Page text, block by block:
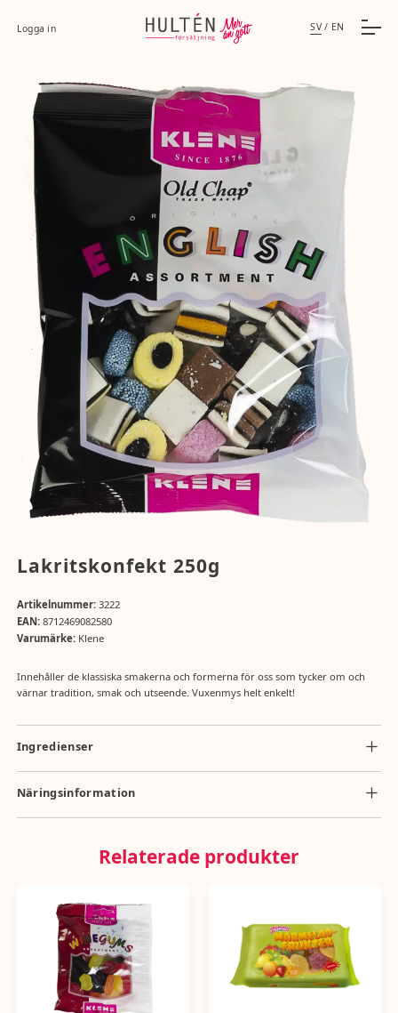
Logga in SV / EN
Lakritskonfekt 250g
Artikelnummer:3222
EAN:8712469082580
Varumärke:Klene
Innehåller de klassiska smakerna och formerna för oss som tycker om och
värnar tradition, smak och utseende. Vuxenmys helt enkelt!
Ingredienser
socker, glukossirap, VETEMJÖL, melass, kokos, vatten, gelatin,
lakritsextrakt, VETESTÄRKELSE, kakaopulver, emulgeringsmedel (E471),
Näringsinformation
Näringsvärde per 100g: energi 1576kj/372kcal, totalt fett 4,3g, mättat
Relaterade produkter